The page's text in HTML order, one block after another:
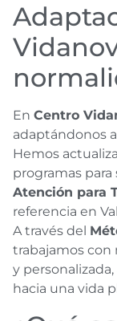
En Centro
adaptándonos
Hemos
programas
Atención para
referencia en
A través del
trabajamos con
y
hacia una vida